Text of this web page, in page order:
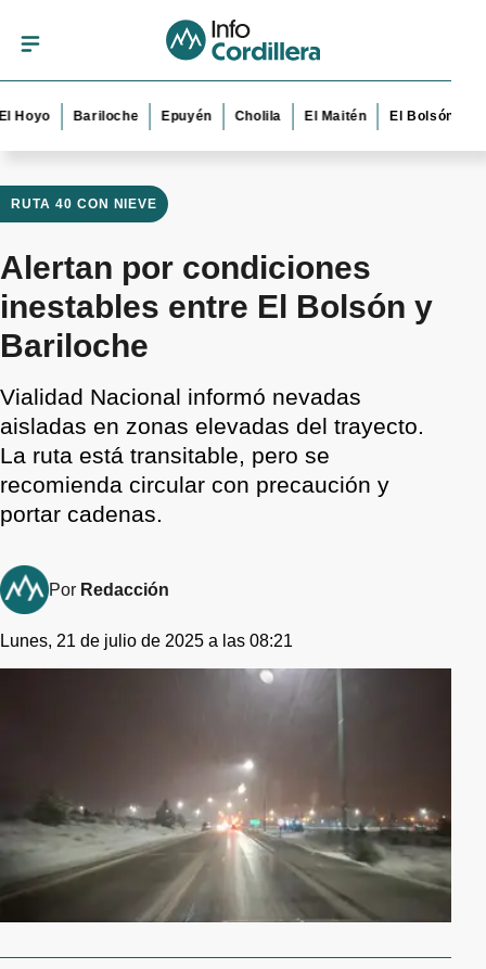
Bariloche Epuyén Cholila El Maitén El Bolsón
RUTA 40 CON NIEVE
Alertan por condiciones
inestables entre El Bolsón y
Bariloche
Vialidad Nacional informó nevadas
aisladas en zonas elevadas del trayecto.
La ruta está transitable, pero se
recomienda circular con precaución y
portar cadenas.
Por Redacción
Lunes, 21 de julio de 2025 a las 08:21